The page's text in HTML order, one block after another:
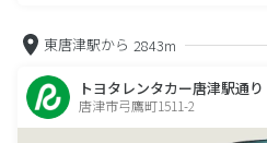
東唐津駅から 2843m
トヨタレンタカー唐津駅通り
唐津市弓鷹町1511-2